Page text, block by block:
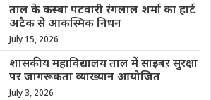
ताल के कस्बा पटवारी रंगलाल शर्मा का हार्ट
अटैक से आकस्मिक निधन
July 15, 2026
शासकीय महाविद्यालय ताल में साइबर सुरक्षा
पर जागरूकता व्याख्यान आयोजित
July 3, 2026